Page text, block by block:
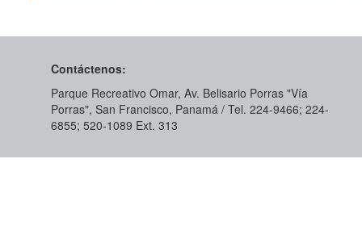
Contáctenos:
Parque Recreativo Omar, Av. Belisario Porras "Vía
Porras", San Francisco, Panamá / Tel. 224-9466; 224-
6855; 520-1089​ Ext. 313